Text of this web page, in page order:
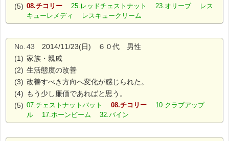
(5) 08.チコリー
25.レッドチェストナット 23.オリーブ レス
キューレメディ レスキュークリーム
No. 43 2014/11/23(日) ６０代 男性
(1) 家族・親戚
(2) 生活態度の改善
(3) 改善すべき方向へ変化が感じられた。
(4) もう少し廉価であればと思う。
(5) 07.チェストナットバット 08.チコリー
10.クラブアップ
ル 17.ホーンビーム 32.バイン